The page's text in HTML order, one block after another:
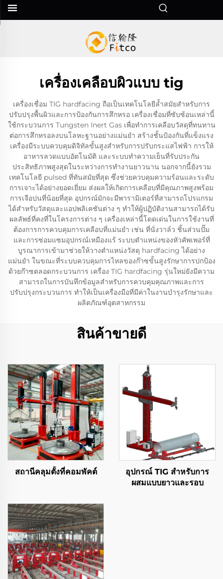
เครื่องเคลือบผิวแบบ tig
เครื่องเชื่อม TIG hardfacing ถือเป็นเทคโนโลยีล้ำสมัยสำหรับการ
ปรับปรุงพื้นผิวและการป้องกันการสึกหรอ เครื่องเชื่อมที่ซับซ้อนเหล่านี้
ใช้กระบวนการ Tungsten Inert Gas เพื่อทำการเคลือบวัสดุที่ทนทาน
ต่อการสึกหรอลงบนโลหะฐานอย่างแม่นยำ สร้างชั้นป้องกันที่แข็งแรง
เครื่องมีระบบควบคุมดิจิทัลขั้นสูงสำหรับการปรับกระแสไฟฟ้า การให้
อาหารลวดแบบอัตโนมัติ และระบบทำความเย็นที่รับประกัน
ประสิทธิภาพสูงสุดในระหว่างการทำงานยาวนาน นอกจากนี้ยังรวม
เทคโนโลยี pulsed ที่ทันสมัยที่สุด ซึ่งช่วยควบคุมความร้อนและระดับ
การเจาะได้อย่างยอดเยี่ยม ส่งผลให้เกิดการเคลือบที่มีคุณภาพสูงพร้อม
การเจือปนที่น้อยที่สุด อุปกรณ์มักจะมีพารามิเตอร์ที่สามารถโปรแกรม
ได้สำหรับวัสดุและแอปพลิเคชันต่าง ๆ ทำให้ผู้ปฏิบัติงานสามารถได้รับ
ผลลัพธ์ที่คงที่ในโครงการต่าง ๆ เครื่องเหล่านี้โดดเด่นในการใช้งานที่
ต้องการการควบคุมการเคลือบที่แม่นยำ เช่น ที่นั่งวาล์ว ชิ้นส่วนปั๊ม
และการซ่อมแซมอุปกรณ์เหมืองแร้ ระบบตำแหน่งของหัวคัพเพอร์ที่
บูรณาการเข้ามาช่วยให้วางตำแหน่งวัสดุ hardfacing ได้อย่าง
แม่นยำ ในขณะที่ระบบควบคุมการไหลของก๊าซขั้นสูงรักษาการปกป้อง
ด้วยก๊าซตลอดกระบวนการ เครื่อง TIG hardfacing รุ่นใหม่ยังมีความ
สามารถในการบันทึกข้อมูลสำหรับการควบคุมคุณภาพและการ
ปรับปรุงกระบวนการ ทำให้เป็นเครื่องมือที่มีค่าในงานบำรุงรักษาและ
ผลิตภัณฑ์อุตสาหกรรม
สินค้าขายดี
สถานีคลุมตั้งที่คอมพัคต์
อุปกรณ์ TIG สําหรับการ
ผสมแบบยาวและรอบ